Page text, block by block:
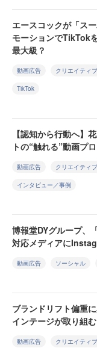
エースコックが「ス
モーションでTikTok
最大級？
動画広告 クリエイティブ
TikTok
【認知から行動へ】
トの“触れる”動画プ
動画広告 クリエイティブ
インタビュー／事例
博報堂DYグループ、
対応メディアに
動画広告 ソーシャル
ブランドリフト偏重
インテージが取り組
動画広告 クリエイティブ